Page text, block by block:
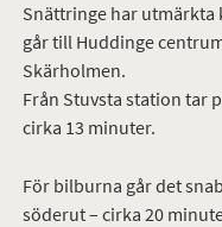
Snättringe har
går till Huddinge
Skärholmen.
Från Stuvsta station tar
cirka 13 minuter.
För bilburna går det
söderut – cirka 20